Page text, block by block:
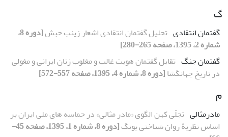
گ
گفتمان انتقادی تحلیل گفتمان انتقادی اشعار زینب حبش
[دوره 8،
شماره 2، 1395، صفحه 265-280]
گفتمان جنگ تقابل گفتمان هویت غالب و مغلوب زنان ایرانی و مغولی
در تاریخ جهانگشا[دوره 8، شماره 4، 1395، صفحه 557-572]
م
مادرمثالی تجلّی کهن الگوی «مادر مثالی» در حماسه های ملی ایران بر
اساس نظریۀ روان شناختی یونگ
[دوره 8، شماره 1، 1395، صفحه 45-